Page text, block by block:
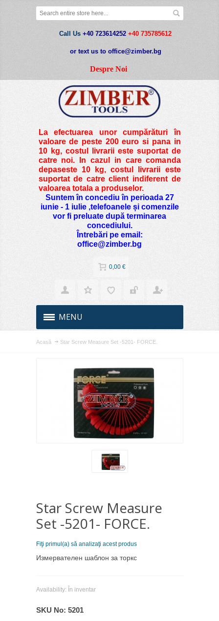
Call Us +40 723614252 +40 735785612
or text us to office@zimber.bg
Despre Noi
La efectuarea unor cumpărături în
valoare de peste200 euro si pana in
10 kg, costul livrarii este suportat de
catre noi. In cazul in care comanda
depaseste 10 kg, costul livrarii este
suportat de catre client indiferent de
valoarea totala a produselor.
Suntem în concediu în perioada 27
iunie - 1 iulie ,telefoanele și comenzile
vor fi preluate după terminarea
concediului.
Întrebări pe email:
office@zimber.bg
0,00 €
MENU
Acasă Star Screw Measure Set -5201- FORCE.
Star Screw Measure
Set -5201- FORCE.
Fiţi primul(a) să analizaţi acest produs
Измервателен шаблон за торкс
Availability: În inventar
SKU No: 5201